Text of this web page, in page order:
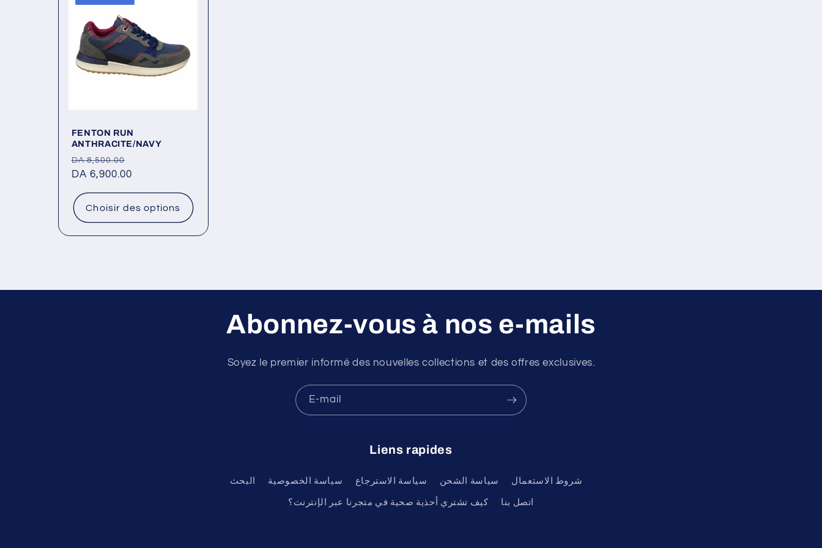
o
n
:
FENTON RUN
ANTHRACITE/NAVY
Prix
habituel
DA 8,500.00
promotionnel
DA 6,900.00
Choisir des options
Abonnez-vous à nos e-mails
Soyez le premier informé des nouvelles collections et des offres exclusives.
E-mail
Liens rapides
البحث سياسة الخصوصية سياسة الاسترجاع سياسة الشحن شروط الاستعمال
كيف تشتري أحذية صحية في متجرنا عبر الإنترنت؟ اتصل بنا